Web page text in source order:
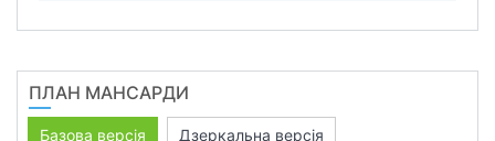
ПЛАН МАНСАРДИ
Базова версія
Дзеркальна версія